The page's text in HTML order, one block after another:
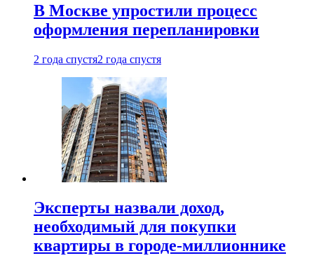
В Москве упростили процесс
оформления перепланировки
2 года спустя2 года спустя
Эксперты назвали доход,
необходимый для покупки
квартиры в городе-миллионнике